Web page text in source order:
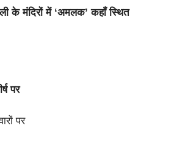
के मंदिरों में ‘अमलक’ कहाँ स्थित
पर
पर